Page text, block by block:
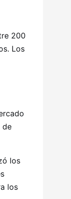
200
Los
de
los
los